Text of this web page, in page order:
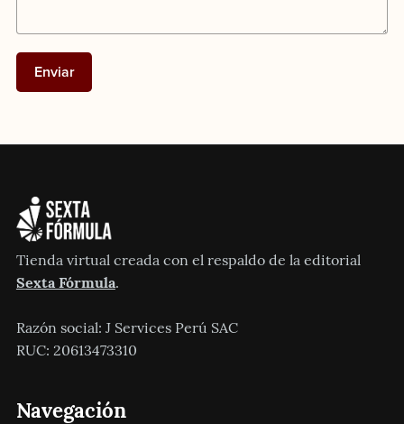
Enviar
Tienda virtual creada con el respaldo de la editorial
Sexta Fórmula.
Razón social: J Services Perú SAC
RUC: 20613473310
Navegación